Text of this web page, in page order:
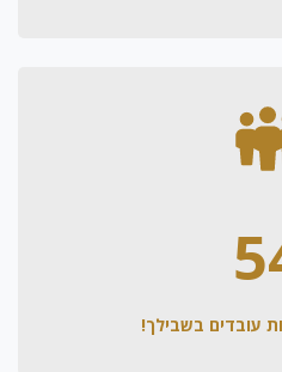
עובדים בשבילך!